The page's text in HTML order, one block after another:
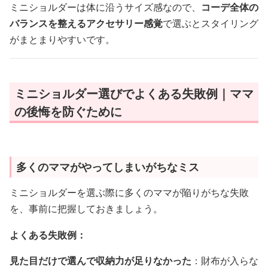
ミニショルダーは体に沿うサイズ感なので、 コーデ全体の
バランスを整えるアクセサリー感覚で選ぶとスタイリング
がまとまりやすいです。
ミニショルダー選びでよくある失敗例｜ママ
の後悔を防ぐために
多くのママがやってしまいがちなミス
ミニショルダーを選ぶ際に多くのママが陥りがちな失敗
を、事前に把握しておきましょう。
よくある失敗例：
見た目だけで選んで収納力が足りなかった ：財布が入らな